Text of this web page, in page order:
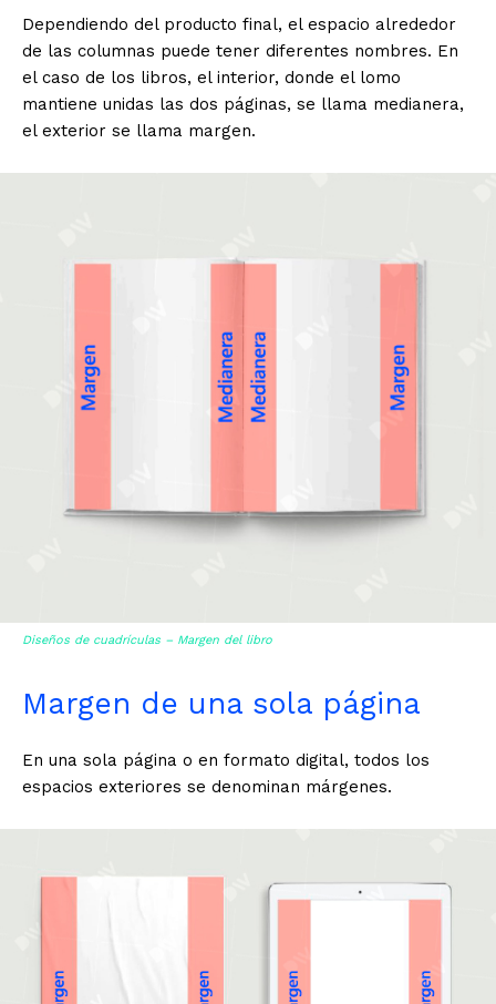
Dependiendo del producto final, el espacio alrededor
de las columnas puede tener diferentes nombres. En
el caso de los libros, el interior, donde el lomo
mantiene unidas las dos páginas, se llama medianera,
el exterior se llama margen.
Diseños de cuadrículas – Margen del libro
Margen de una sola página
En una sola página o en formato digital, todos los
espacios exteriores se denominan márgenes.